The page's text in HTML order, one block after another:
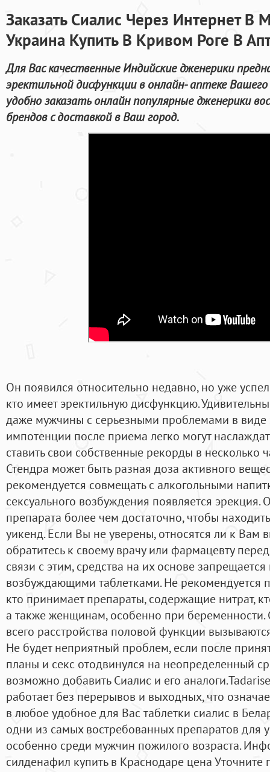
Заказать Сиалис Через Интернет В
Украина Купить В Кривом Роге В
Для Вас качественные Индийские дженерики
эректильной дисфункции в онлайн- аптеке
удобно заказать онлайн популярные дженерики
брендов с доставкой в Ваш город.
Он появился относительно недавно, но уже
кто имеет эректильную дисфункцию.
даже мужчины с серьезными проблемами в виде
импотенции после приема легко могут
ставить свои собственные рекорды в несколько
Стендра может быть разная доза активного
рекомендуется совмещать с алкогольными
сексуального возбуждения появляется эрекция.
препарата более чем достаточно, чтобы
уикенд. Если Вы не уверены, относятся ли к Вам
обратитесь к своему врачу или фармацевту
связи с этим, средства на их основе
возбуждающими таблетками. Не рекомендуется
кто принимает препараты, содержащие нитрат,
а также женщинам, особенно при беременности.
всего расстройства половой функции
Не будет неприятный проблем, если после
планы и секс отодвинулся на неопределенный
возможно добавить Сиалис и его
работает без перерывов и выходных, что
в любое удобное для Вас таблетки сиалис в
одни из самых востребованных препаратов для
особенно среди мужчин пожилого возраста.
силденафил купить в Краснодаре цена